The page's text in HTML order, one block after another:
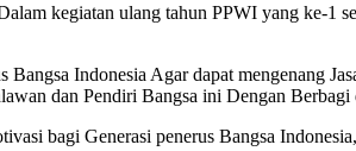
kegiatan ulang tahun PPWI yang ke-1
Indonesia Agar dapat mengenang
dan Pendiri Bangsa ini Dengan
bagi Generasi penerus Bangsa